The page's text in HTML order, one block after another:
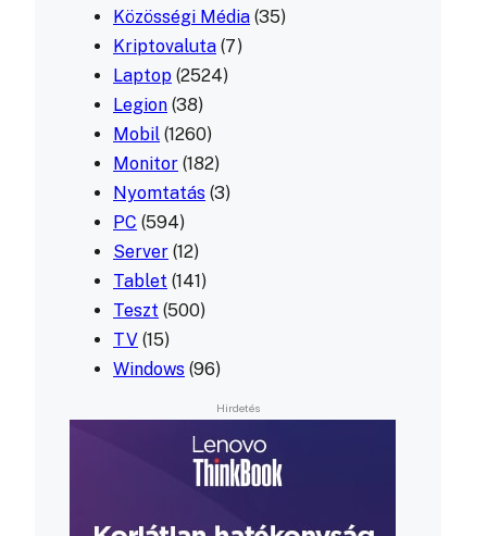
Közösségi Média (35)
Kriptovaluta (7)
Laptop (2524)
Legion (38)
Mobil (1260)
Monitor (182)
Nyomtatás (3)
PC (594)
Server (12)
Tablet (141)
Teszt (500)
TV (15)
Windows (96)